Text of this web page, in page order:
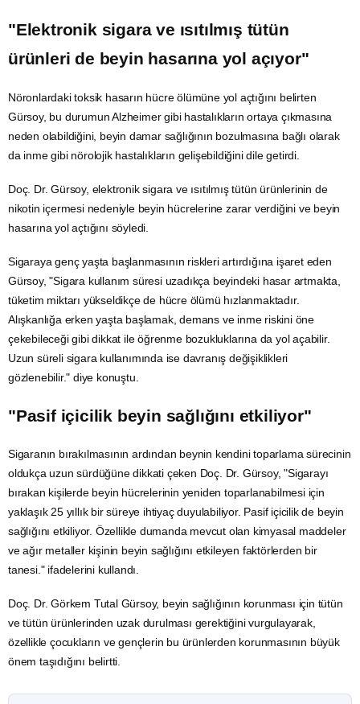
"Elektronik sigara ve ısıtılmış tütün
ürünleri de beyin hasarına yol açıyor"
Nöronlardaki toksik hasarın hücre ölümüne yol açtığını belirten
Gürsoy, bu durumunAlzheimergibi hastalıkların ortaya çıkmasına
neden olabildiğini, beyin damar sağlığının bozulmasına bağlı olarak
da inme gibi nörolojik hastalıkların gelişebildiğini dile getirdi.
Doç. Dr. Gürsoy, elektronik sigara ve ısıtılmış tütün ürünlerinin de
nikotin içermesi nedeniyle beyin hücrelerine zarar verdiğini ve beyin
hasarına yol açtığını söyledi.
Sigaraya genç yaşta başlanmasının riskleri artırdığına işaret eden
Gürsoy, "Sigara kullanım süresi uzadıkça beyindeki hasar artmakta,
tüketim miktarı yükseldikçe de hücre ölümü hızlanmaktadır.
Alışkanlığa erken yaşta başlamak,demans ve inme riskini öne
çekebileceği gibi dikkat ile öğrenme bozukluklarına da yol açabilir.
Uzun süreli sigara kullanımında ise davranış değişiklikleri
gözlenebilir." diye konuştu.
"Pasif içicilik beyin sağlığını etkiliyor"
Sigaranın bırakılmasının ardından beynin kendini toparlama sürecinin
oldukça uzun sürdüğüne dikkati çeken Doç. Dr. Gürsoy, "Sigarayı
bırakan kişilerde beyin hücrelerinin yeniden toparlanabilmesi için
yaklaşık 25 yıllık bir süreye ihtiyaç duyulabiliyor. Pasif içicilik de beyin
sağlığını etkiliyor. Özellikle dumanda mevcut olan kimyasal maddeler
ve ağır metaller kişinin beyin sağlığını etkileyen faktörlerden bir
tanesi." ifadelerini kullandı.
Doç. Dr. Görkem Tutal Gürsoy, beyin sağlığının korunması için tütün
ve tütün ürünlerinden uzak durulması gerektiğini vurgulayarak,
özellikle çocukların ve gençlerin bu ürünlerden korunmasının büyük
önem taşıdığını belirtti.